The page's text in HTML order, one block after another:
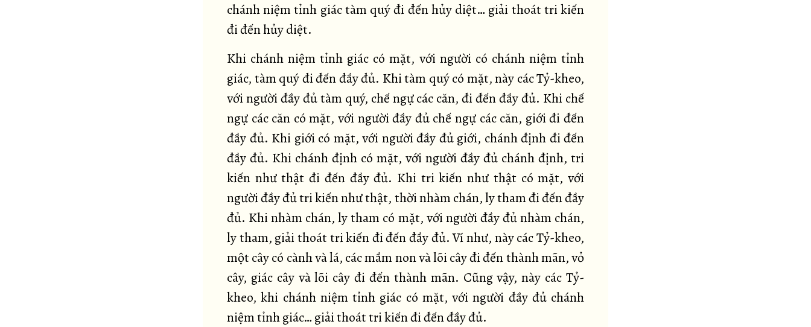
chánh niệm tỉnh giác tàm quý đi đến hủy diệt… giải thoát tri kiến
đi đến hủy diệt.
Khi chánh niệm tỉnh giác có mặt, với người có chánh niệm tỉnh
giác, tàm quý đi đến đầy đủ. Khi tàm quý có mặt, này các Tỷ-kheo,
với người đầy đủ tàm quý, chế ngự các căn, đi đến đầy đủ. Khi chế
ngự các căn có mặt, với người đầy đủ chế ngự các căn, giới đi đến
đầy đủ. Khi giới có mặt, với người đầy đủ giới, chánh định đi đến
đầy đủ. Khi chánh định có mặt, với người đầy đủ chánh định, tri
kiến như thật đi đến đầy đủ. Khi tri kiến như thật có mặt, với
người đầy đủ tri kiến như thật, thời nhàm chán, ly tham đi đến đầy
đủ. Khi nhàm chán, ly tham có mặt, với người đầy đủ nhàm chán,
ly tham, giải thoát tri kiến đi đến đầy đủ. Ví như, này các Tỷ-kheo,
một cây có cành và lá, các mầm non và lõi cây đi đến thành mãn, vỏ
cây, giác cây và lõi cây đi đến thành mãn. Cũng vậy, này các Tỷ-
kheo, khi chánh niệm tỉnh giác có mặt, với người đầy đủ chánh
niệm tỉnh giác… giải thoát tri kiến đi đến đầy đủ.